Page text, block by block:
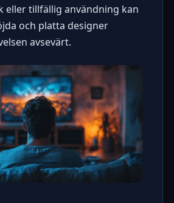
eller tillfällig användning kan
och platta designer
avsevärt.